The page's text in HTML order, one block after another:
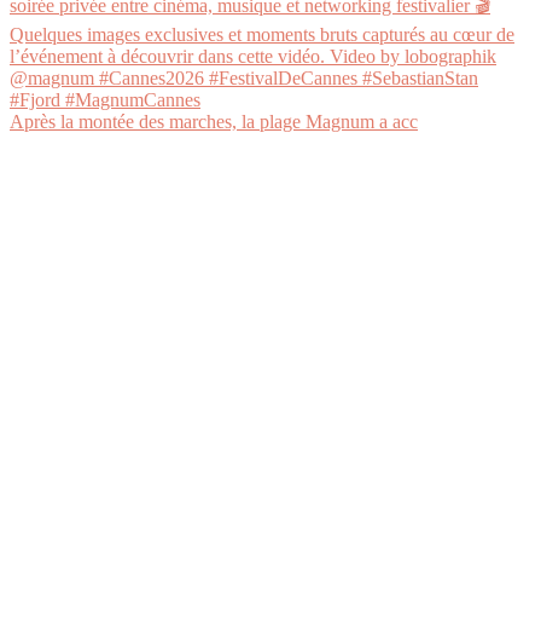
Après la montée des marches, la plage Magnum a acc